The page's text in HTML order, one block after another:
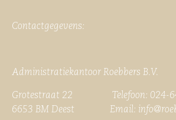
Contactgegevens:
Administratiekantoor Roebbers B.V.
Grotestraat 22 Telefoon: 024-
6653 BM Deest Email: